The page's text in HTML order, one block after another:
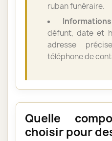
ruban funéraire.
défunt, date et
adresse
téléphone de
Quelle
choisir pour